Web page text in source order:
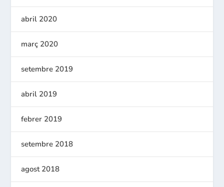
abril 2020
març 2020
setembre 2019
abril 2019
febrer 2019
setembre 2018
agost 2018